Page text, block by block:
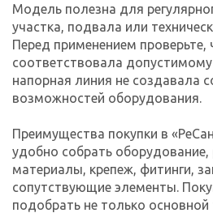
Модель полезна для
участка, подвала или
Перед применением
соответствовала допустимому
напорная линия не создавала
возможностей оборудования.
Преимущества покупки в
удобно собрать
материалы, крепеж, фитинги,
сопутствующие элементы.
подобрать не только основной